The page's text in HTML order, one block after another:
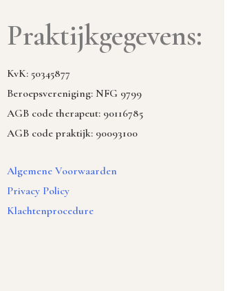
Praktijkgegevens:
KvK: 50345877
Beroepsvereniging: NFG 9799
AGB code therapeut: 90116785
AGB code praktijk: 90093100
Algemene Voorwaarden
Privacy Policy
Klachtenprocedure